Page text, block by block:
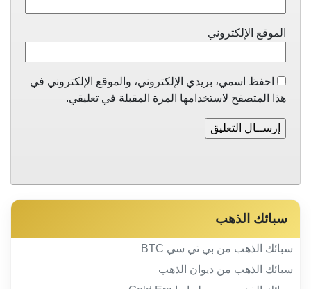
الموقع الإلكتروني
احفظ اسمي، بريدي الإلكتروني، والموقع الإلكتروني في
هذا المتصفح لاستخدامها المرة المقبلة في تعليقي.
سبائك الذهب
سبائك الذهب من بي تي سي BTC
سبائك الذهب من ديوان الذهب